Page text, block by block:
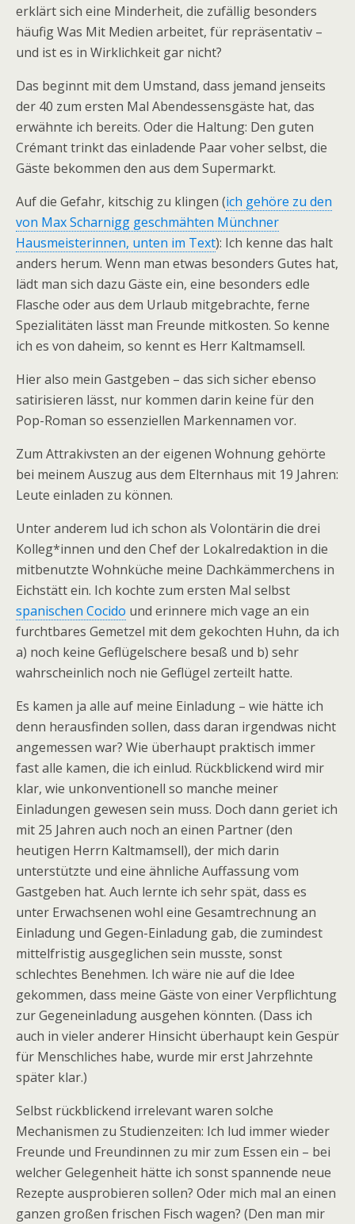
erklärt sich eine Minderheit, die zufällig besonders
häufig Was Mit Medien arbeitet, für repräsentativ –
und ist es in Wirklichkeit gar nicht?
Das beginnt mit dem Umstand, dass jemand jenseits
der 40 zum ersten Mal Abendessensgäste hat, das
erwähnte ich bereits. Oder die Haltung: Den guten
Crémant trinkt das einladende Paar voher selbst, die
Gäste bekommen den aus dem Supermarkt.
Auf die Gefahr, kitschig zu klingen (ich gehöre zu den
von Max Scharnigg geschmähten Münchner
Hausmeisterinnen, unten im Text): Ich kenne das halt
anders herum. Wenn man etwas besonders Gutes hat,
lädt man sich dazu Gäste ein, eine besonders edle
Flasche oder aus dem Urlaub mitgebrachte, ferne
Spezialitäten lässt man Freunde mitkosten. So kenne
ich es von daheim, so kennt es Herr Kaltmamsell.
Hier also mein Gastgeben – das sich sicher ebenso
satirisieren lässt, nur kommen darin keine für den
Pop-Roman so essenziellen Markennamen vor.
Zum Attrakivsten an der eigenen Wohnung gehörte
bei meinem Auszug aus dem Elternhaus mit 19 Jahren:
Leute einladen zu können.
Unter anderem lud ich schon als Volontärin die drei
Kolleg*innen und den Chef der Lokalredaktion in die
mitbenutzte Wohnküche meine Dachkämmerchens in
Eichstätt ein. Ich kochte zum ersten Mal selbst
spanischen Cocido und erinnere mich vage an ein
furchtbares Gemetzel mit dem gekochten Huhn, da ich
a) noch keine Geflügelschere besaß und b) sehr
wahrscheinlich noch nie Geflügel zerteilt hatte.
Es kamen ja alle auf meine Einladung – wie hätte ich
denn herausfinden sollen, dass daran irgendwas nicht
angemessen war? Wie überhaupt praktisch immer
fast alle kamen, die ich einlud. Rückblickend wird mir
klar, wie unkonventionell so manche meiner
Einladungen gewesen sein muss. Doch dann geriet ich
mit 25 Jahren auch noch an einen Partner (den
heutigen Herrn Kaltmamsell), der mich darin
unterstützte und eine ähnliche Auffassung vom
Gastgeben hat. Auch lernte ich sehr spät, dass es
unter Erwachsenen wohl eine Gesamtrechnung an
Einladung und Gegen-Einladung gab, die zumindest
mittelfristig ausgeglichen sein musste, sonst
schlechtes Benehmen. Ich wäre nie auf die Idee
gekommen, dass meine Gäste von einer Verpflichtung
zur Gegeneinladung ausgehen könnten. (Dass ich
auch in vieler anderer Hinsicht überhaupt kein Gespür
für Menschliches habe, wurde mir erst Jahrzehnte
später klar.)
Selbst rückblickend irrelevant waren solche
Mechanismen zu Studienzeiten: Ich lud immer wieder
Freunde und Freundinnen zu mir zum Essen ein – bei
welcher Gelegenheit hätte ich sonst spannende neue
Rezepte ausprobieren sollen? Oder mich mal an einen
ganzen großen frischen Fisch wagen? (Den man mir